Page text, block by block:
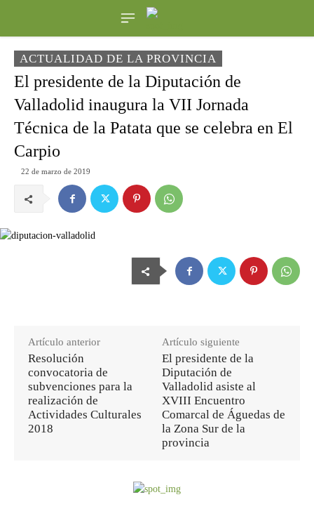
ACTUALIDAD DE LA PROVINCIA
El presidente de la Diputación de
Valladolid inaugura la VII Jornada
Técnica de la Patata que se celebra en El
Carpio
22 de marzo de 2019
Artículo anterior
Resolución
convocatoria de
subvenciones para la
realización de
Actividades Culturales
2018
Artículo siguiente
El presidente de la
Diputación de
Valladolid asiste al
XVIII Encuentro
Comarcal de Águedas de
la Zona Sur de la
provincia